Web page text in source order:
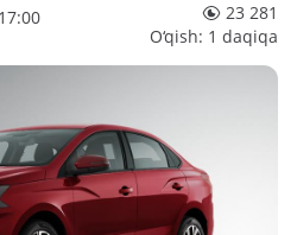
23 281
O‘qish: 1 daqiqa